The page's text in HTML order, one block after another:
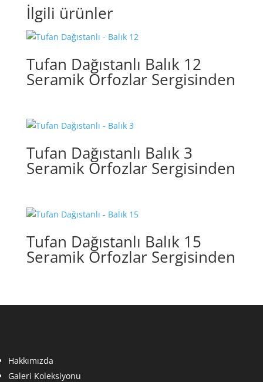
İlgili ürünler
Tufan Dağıstanlı Balık 12
Seramik Orfozlar Sergisinden
Tufan Dağıstanlı Balık 3
Seramik Orfozlar Sergisinden
Tufan Dağıstanlı Balık 15
Seramik Orfozlar Sergisinden
Hakkımızda
Galeri Koleksiyonu